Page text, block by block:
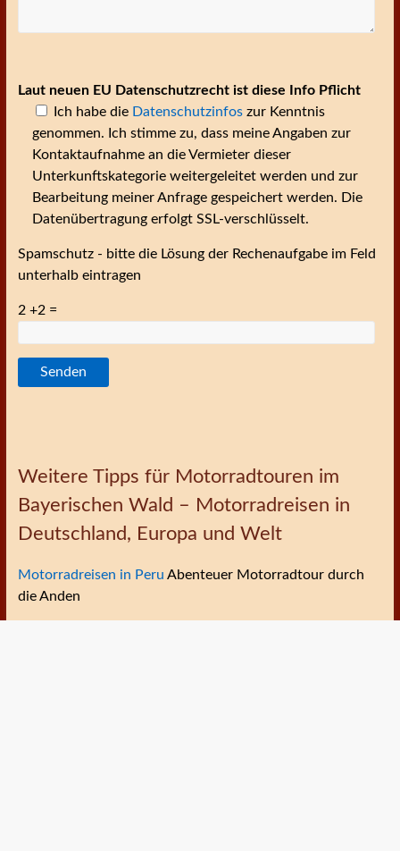
Laut neuen EU Datenschutzrecht ist diese Info Pflicht
Ich habe die Datenschutzinfoszur Kenntnis
genommen. Ich stimme zu, dass meine Angaben zur
Kontaktaufnahme an die Vermieter dieser
Unterkunftskategorie weitergeleitet werden und zur
Bearbeitung meiner Anfrage gespeichert werden. Die
Datenübertragung erfolgt SSL-verschlüsselt.
Spamschutz - bitte die Lösung der Rechenaufgabe im Feld
unterhalb eintragen
2 +2 =
Weitere Tipps für Motorradtouren im
Bayerischen Wald – Motorradreisen in
Deutschland, Europa und Welt
Motorradreisen in Peru Abenteuer Motorradtour durch
die Anden